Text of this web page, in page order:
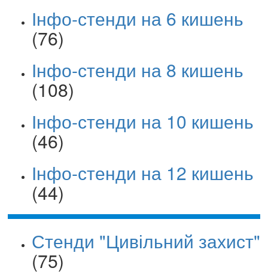
Інфо-стенди на 6 кишень
(76)
Інфо-стенди на 8 кишень
(108)
Інфо-стенди на 10 кишень
(46)
Інфо-стенди на 12 кишень
(44)
Стенди "Цивільний захист"
(75)